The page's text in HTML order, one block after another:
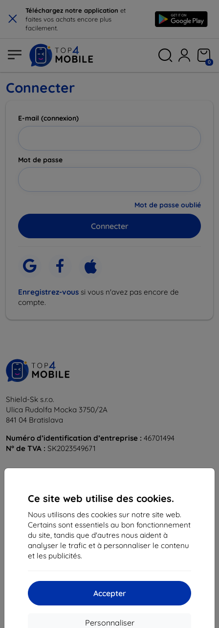
× Téléchargez notre application et
faites vos achats encore plus
facilement.
Ce site web utilise des cookies.
Nous utilisons des cookies sur notre site web.
Certains sont essentiels au bon fonctionnement
du site, tandis que d'autres nous aident à
analyser le trafic et à personnaliser le contenu
et les publicités.
Accepter
Personnaliser
0
Connecter
E-mail (connexion)
Mot de passe
Mot de passe oublié
Enregistrez-vous si vous n'avez pas encore de
compte.
Shield-Sk s.r.o.
Ulica Rudolfa Mocka 3750/2A
841 04 Bratislava
Numéro d’identification d’entreprise : 46701494
N° de TVA : SK2023549671
info@top4mobile.eu
Contactez-nous
Du lundi au vendredi :
En ligne8h00 – 16h00
Achats